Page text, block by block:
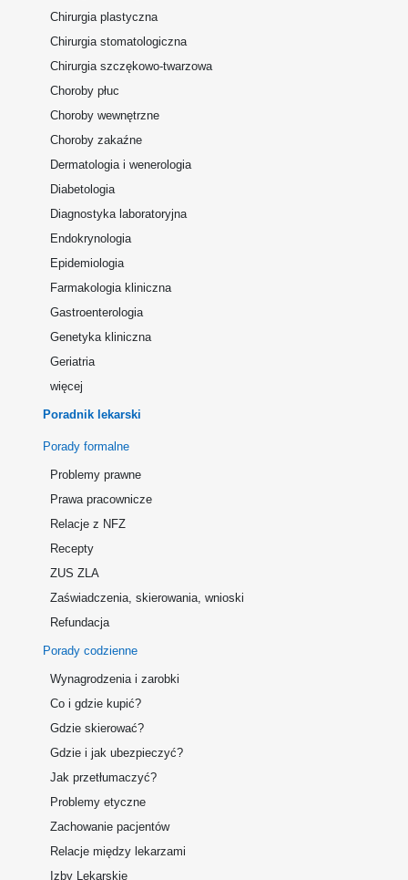
Chirurgia plastyczna
Chirurgia stomatologiczna
Chirurgia szczękowo-twarzowa
Choroby płuc
Choroby wewnętrzne
Choroby zakaźne
Dermatologia i wenerologia
Diabetologia
Diagnostyka laboratoryjna
Endokrynologia
Epidemiologia
Farmakologia kliniczna
Gastroenterologia
Genetyka kliniczna
Geriatria
więcej
Poradnik lekarski
Porady formalne
Problemy prawne
Prawa pracownicze
Relacje z NFZ
Recepty
ZUS ZLA
Zaświadczenia, skierowania, wnioski
Refundacja
Porady codzienne
Wynagrodzenia i zarobki
Co i gdzie kupić?
Gdzie skierować?
Gdzie i jak ubezpieczyć?
Jak przetłumaczyć?
Problemy etyczne
Zachowanie pacjentów
Relacje między lekarzami
Izby Lekarskie